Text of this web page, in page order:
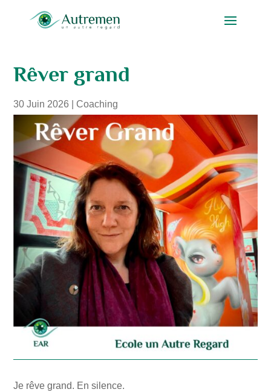
Rêver grand
30 Juin 2026 Coaching
Je rêve grand. En silence.